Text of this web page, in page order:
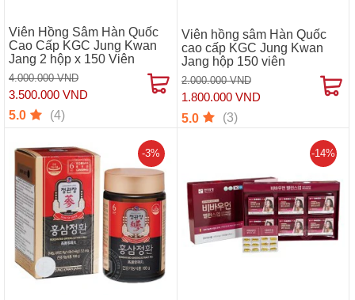
Viên Hồng Sâm Hàn Quốc
Cao Cấp KGC Jung Kwan
Jang 2 hộp x 150 Viên
4.000.000 VND
3.500.000 VND
5.0 (4)
Viên hồng sâm Hàn Quốc
cao cấp KGC Jung Kwan
Jang hộp 150 viên
2.000.000 VND
1.800.000 VND
5.0 (3)
-3% -14%